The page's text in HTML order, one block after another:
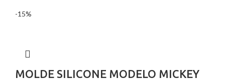
-15%
MOLDE SILICONE MODELO MICKEY